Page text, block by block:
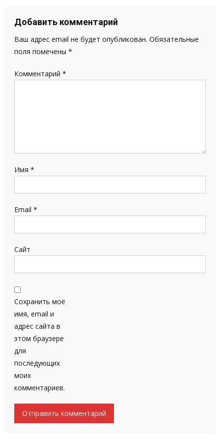
записям
Добавить комментарий
Ваш адрес email не будет опубликован. Обязательные
поля помечены *
Комментарий *
Имя *
Email *
Сайт
Сохранить моё
имя, email и
адрес сайта в
этом браузере
для
последующих
моих
комментариев.